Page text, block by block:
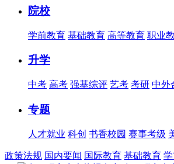
院校
学前教育 基础教育 高等教育 职业
升学
中考 高考 强基综评 艺考 考研 中外
专题
人才就业 科创 书香校园 赛事考级
政策法规 国内要闻 国际教育 基础教育